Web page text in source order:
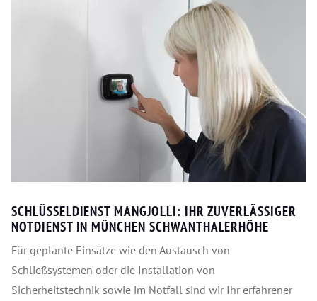
SCHLÜSSELDIENST MANGJOLLI: IHR ZUVERLÄSSIGER
NOTDIENST IN MÜNCHEN SCHWANTHALERHÖHE
Für geplante Einsätze wie den Austausch von
Schließsystemen oder die Installation von
Sicherheitstechnik sowie im Notfall sind wir Ihr erfahrener